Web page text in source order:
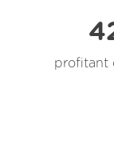
profitant